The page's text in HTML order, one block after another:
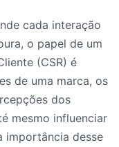
cada interação
o papel de um
(CSR) é
de uma marca, os
dos
mesmo influenciar
importância desse